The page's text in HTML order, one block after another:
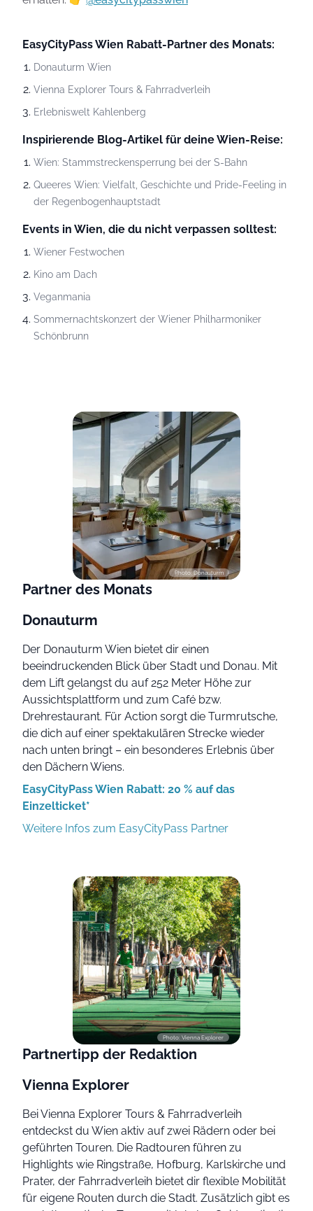
EasyCityPass Wien Rabatt-Partner des Monats:
Donauturm Wien
Vienna Explorer Tours & Fahrradverleih
Erlebniswelt Kahlenberg
Inspirierende Blog-Artikel für deine Wien-Reise:
Wien: Stammstreckensperrung bei der S-Bahn
Queeres Wien: Vielfalt, Geschichte und Pride-Feeling in
der Regenbogenhauptstadt
Events in Wien, die du nicht verpassen solltest:
Wiener Festwochen
Kino am Dach
Veganmania
Sommernachtskonzert der Wiener Philharmoniker
Schönbrunn
Photo: Donauturm
Partner des Monats
Donauturm
Der Donauturm Wien bietet dir einen
beeindruckenden Blick über Stadt und Donau. Mit
dem Lift gelangst du auf 252 Meter Höhe zur
Aussichtsplattform und zum Café bzw.
Drehrestaurant. Für Action sorgt die Turmrutsche,
die dich auf einer spektakulären Strecke wieder
nach unten bringt – ein besonderes Erlebnis über
den Dächern Wiens.
EasyCityPass Wien Rabatt: 20 % auf das
Einzelticket*
Weitere Infos zum EasyCityPass Partner
Photo: Vienna Explorer
Partnertipp der Redaktion
Vienna Explorer
Bei Vienna Explorer Tours & Fahrradverleih
entdeckst du Wien aktiv auf zwei Rädern oder bei
geführten Touren. Die Radtouren führen zu
Highlights wie Ringstraße, Hofburg, Karlskirche und
Prater, der Fahrradverleih bietet dir flexible Mobilität
für eigene Routen durch die Stadt. Zusätzlich gibt es